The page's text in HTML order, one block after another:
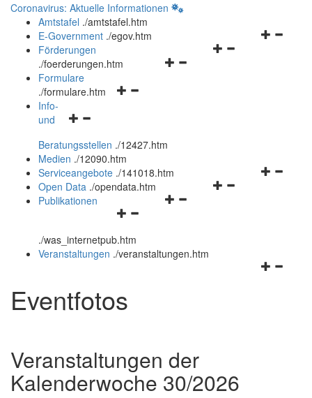
Coronavirus: Aktuelle Informationen
Amtstafel ./amtstafel.htm
Navigationsmenü
E-Government ./egov.htm
Navigationsmenü
Förderungen
./foerderungen.htm
Navigationsmenü
Formulare
./formulare.htm
Navigationsmenü
und
schließen
Info-
und
Beratungsstellen ./12427.htm
Medien ./12090.htm
Navigationsmenü
Serviceangebote ./141018.htm
Navigationsmenü
Open Data ./opendata.htm
Navigationsmenü
und
schließen
Publikationen
./was_internetpub.htm
Veranstaltungen ./veranstaltungen.htm
Eventfotos
Veranstaltungen der
Kalenderwoche 30/2026